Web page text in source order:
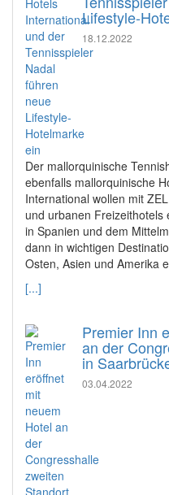
Lifestyle-
18.12.2022
Der mallorquinische
ebenfalls mallorquinische
International wollen mit
und urbanen Freizeithotels
in Spanien und dem
dann in wichtigen
Osten, Asien und Amerika
[...]
Premier Inn
an der
in
03.04.2022